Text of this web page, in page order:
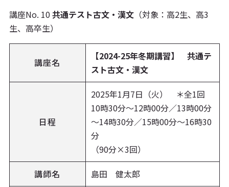
講座No. 10共通テスト古文・漢文（対象：高2生、高3
生、高卒生）
講座名
【2024-25年冬期講習】 共通テ
スト古文・漢文
日程
2025年1月7日（火） ＊全1回
10時30分～12時00分／13時00分
～14時30分／15時00分～16時30
分
（90分×3回）
講師名
島田 健太郎